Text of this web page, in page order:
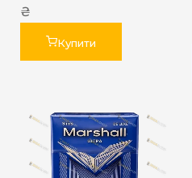
₴
Купити